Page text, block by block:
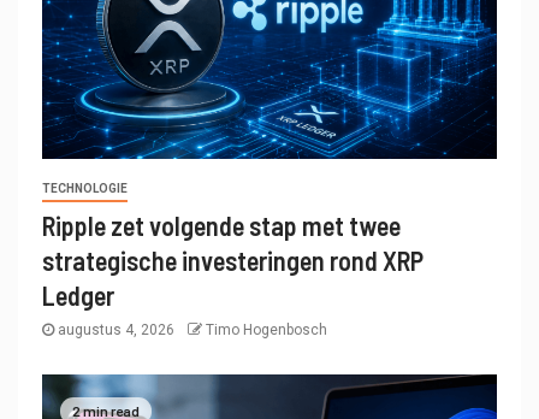
TECHNOLOGIE
Ripple zet volgende stap met twee
strategische investeringen rond XRP
Ledger
augustus 4, 2026 Timo Hogenbosch
2 min read